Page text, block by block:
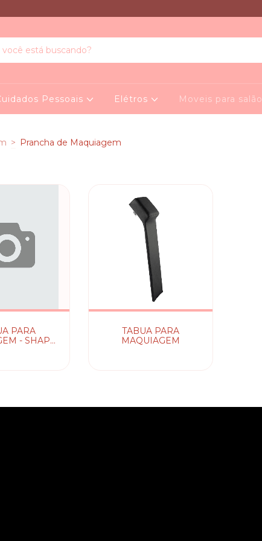
Pessoais Elétros Moveis para salão
> Prancha de Maquiagem
PARA
- SHAPE
TABUA PARA
MAQUIAGEM